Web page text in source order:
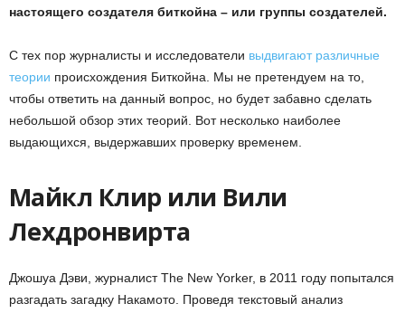
настоящего создателя биткойна – или группы создателей.
С тех пор журналисты и исследователи выдвигают различные
теории происхождения Биткойна. Мы не претендуем на то,
чтобы ответить на данный вопрос, но будет забавно сделать
небольшой обзор этих теорий. Вот несколько наиболее
выдающихся, выдержавших проверку временем.
Майкл Клир или Вили
Лехдронвирта
Джошуа Дэви, журналист The New Yorker, в 2011 году попытался
разгадать загадку Накамото. Проведя текстовый анализ